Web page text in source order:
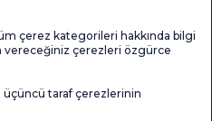
Tanı ve tedavi için mutlaka
çerez kategorileri hakkında bilgi
vereceğiniz çerezleri özgürce
taraf çerezlerinin